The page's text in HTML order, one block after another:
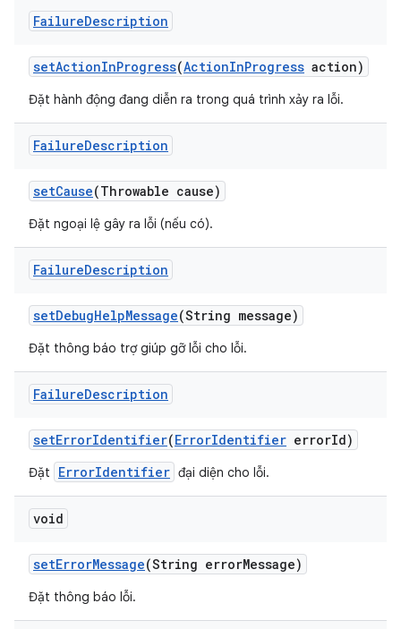
FailureDescription
setActionInProgress(ActionInProgress action)
Đặt hành động đang diễn ra trong quá trình xảy ra lỗi.
FailureDescription
setCause(Throwable cause)
Đặt ngoại lệ gây ra lỗi (nếu có).
FailureDescription
setDebugHelpMessage(String message)
Đặt thông báo trợ giúp gỡ lỗi cho lỗi.
FailureDescription
setErrorIdentifier(ErrorIdentifier errorId)
Đặt ErrorIdentifier đại diện cho lỗi.
void
setErrorMessage(String errorMessage)
Đặt thông báo lỗi.